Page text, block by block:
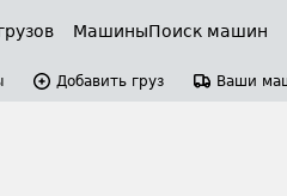
МашиныПоиск машин
Добавить груз Ваши